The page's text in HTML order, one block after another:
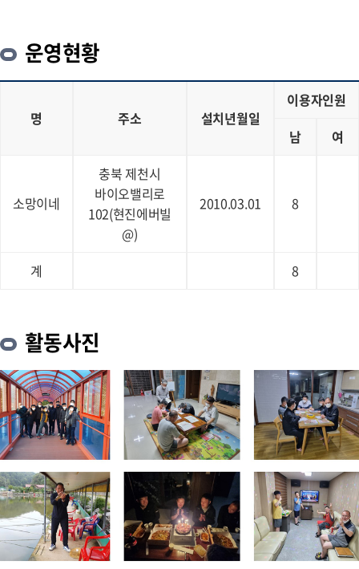
운영현황
명 주소 설치년월일
이용자인원
남
여
소망이네
충북 제천시
바이오밸리로
102(현진에버빌
@)
2010.03.01 8
계 8
활동사진